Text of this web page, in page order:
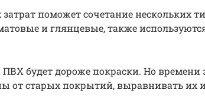
поможет сочетание нескольких
и глянцевые, также
будет дороже покраски. Но
от старых покрытий, выравнивать их